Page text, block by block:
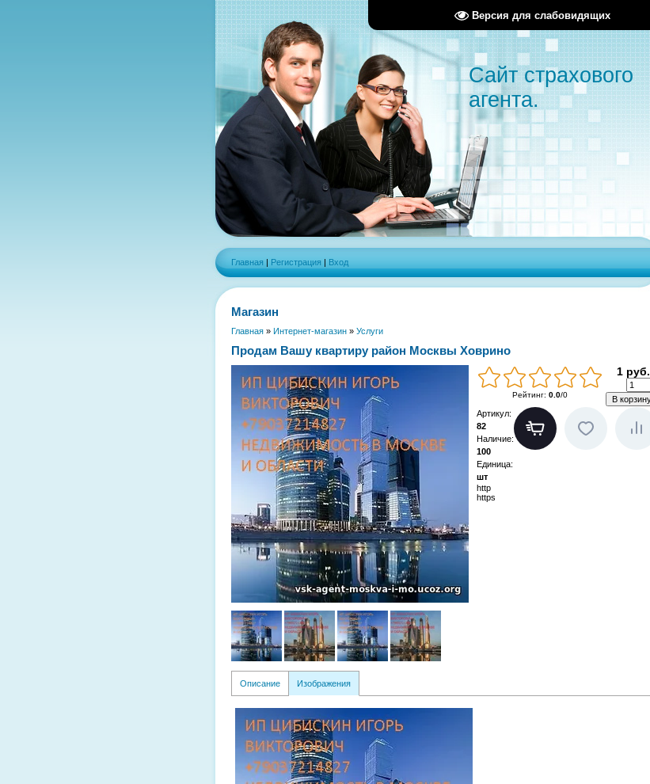
Версия для слабовидящих
Сайт страхового
агента.
Главная | Регистрация | Вход
Магазин
Главная » Интернет-магазин » Услуги
Продам Вашу квартиру район Москвы Ховрино
Рейтинг: 0.0/0
1 руб.
Артикул:
82
Наличие:
100
Единица:
шт
http
https
Описание Изображения